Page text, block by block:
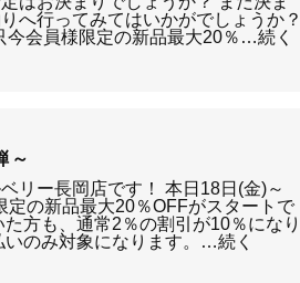
へ行ってみてはいかがでしょうか？
今会員様限定の新品最大20％…続く
～
リー長岡店です！ 本日18日(金)～
定の新品最大20％OFFがスタートで
方も、通常2％の割引が10％になり
のみ対象になります。…続く